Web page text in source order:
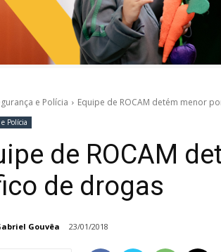
e Polícia Equipe de ROCAM detém menor
Polícia
de ROCAM
de drogas
Gouvêa 23/01/2018